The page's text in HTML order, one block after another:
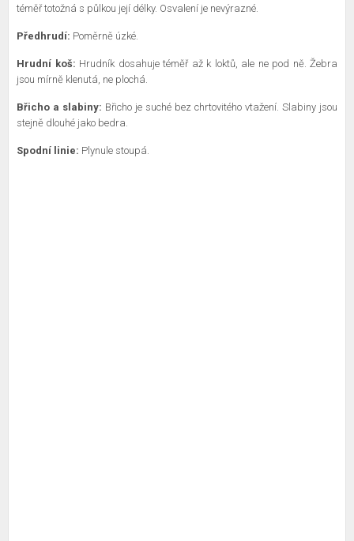
téměř totožná s půlkou její délky. Osvalení je nevýrazné.
Předhrudí: Poměrně úzké.
Hrudní koš: Hrudník dosahuje téměř až k loktů, ale ne pod ně. Žebra
jsou mírně klenutá, ne plochá.
Břicho a slabiny: Břicho je suché bez chrtovitého vtažení. Slabiny jsou
stejně dlouhé jako bedra.
Spodní linie: Plynule stoupá.